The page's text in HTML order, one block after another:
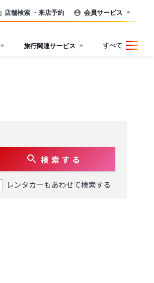
店舗検索 ・来店予約 会員サービス
旅行関連サービス すべて
検 索 す る
レンタカーもあわせて検索する